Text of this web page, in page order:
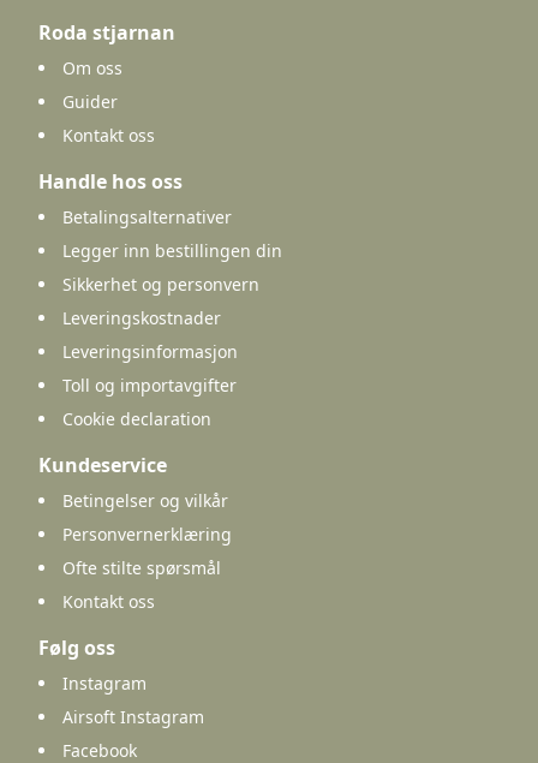
Roda stjarnan
Om oss
Guider
Kontakt oss
Handle hos oss
Betalingsalternativer
Legger inn bestillingen din
Sikkerhet og personvern
Leveringskostnader
Leveringsinformasjon
Toll og importavgifter
Cookie declaration
Kundeservice
Betingelser og vilkår
Personvernerklæring
Ofte stilte spørsmål
Kontakt oss
Følg oss
Instagram
Airsoft Instagram
Facebook